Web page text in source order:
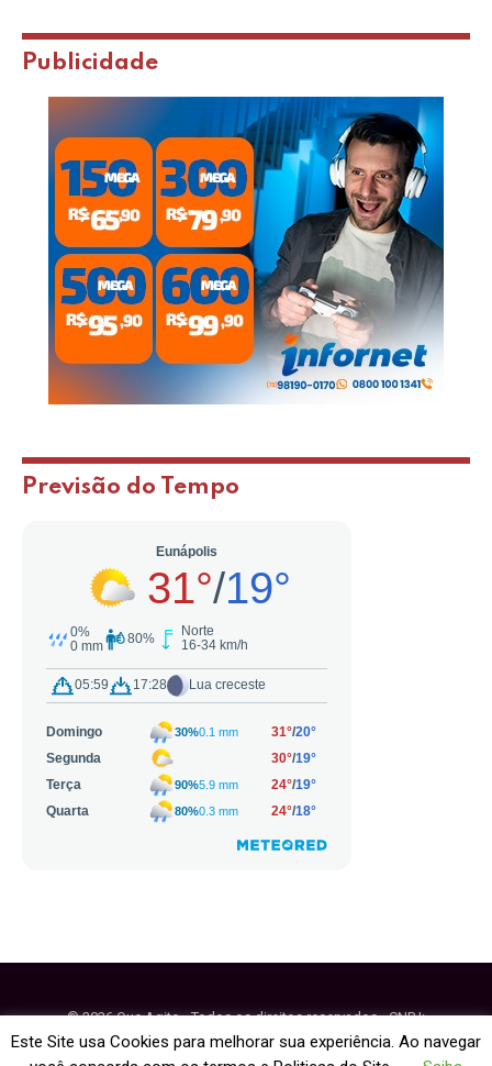
Publicidade
Previsão do Tempo
© 2026 Que Agito - Todos os direitos reservados - CNPJ:
64.884.270/0001-95
Este Site usa Cookies para melhorar sua experiência. Ao navegar